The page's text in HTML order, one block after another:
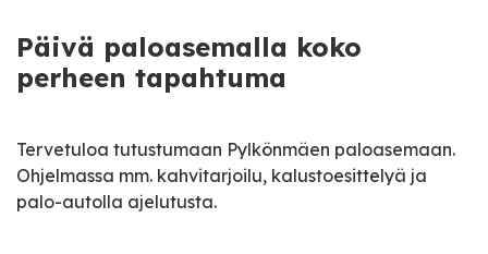
Päivä paloasemalla koko
perheen tapahtuma
Tervetuloa tutustumaan Pylkönmäen paloasemaan.
Ohjelmassa mm. kahvitarjoilu, kalustoesittelyä ja
palo-autolla ajelutusta.